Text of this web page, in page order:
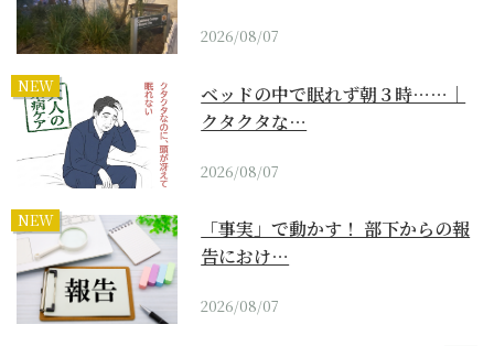
2026/08/07
NEW
ベッドの中で眠れず朝３時……｜
クタクタな…
2026/08/07
NEW
「事実」で動かす！ 部下からの報
告におけ…
2026/08/07